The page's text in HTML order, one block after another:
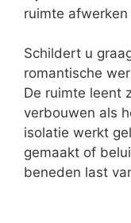
ruimte
Schildert u
romantische
De ruimte leent
verbouwen als
isolatie werkt
gemaakt of
beneden last